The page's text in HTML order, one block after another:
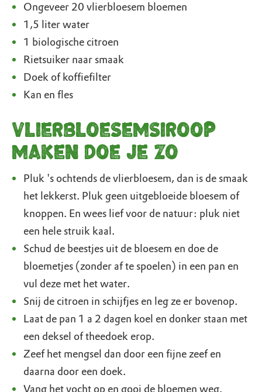
Ongeveer 20 vlierbloesem bloemen
1,5 liter water
1 biologische citroen
Rietsuiker naar smaak
Doek of koffiefilter
Kan en fles
Vlierbloesemsiroop
maken doe je zo
Pluk 's ochtends de vlierbloesem, dan is de smaak
het lekkerst. Pluk geen uitgebloeide bloesem of
knoppen. En wees lief voor de natuur: pluk niet
een hele struik kaal.
Schud de beestjes uit de bloesem en doe de
bloemetjes (zonder af te spoelen) in een pan en
vul deze met het water.
Snij de citroen in schijfjes en leg ze er bovenop.
Laat de pan 1 a 2 dagen koel en donker staan met
een deksel of theedoek erop.
Zeef het mengsel dan door een fijne zeef en
daarna door een doek.
Vang het vocht op en gooi de bloemen weg.